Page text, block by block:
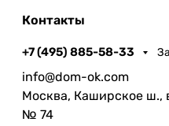
Контакты
+7 (495) 885-58-33
info@dom-ok.com
Москва, Каширское
№ 74